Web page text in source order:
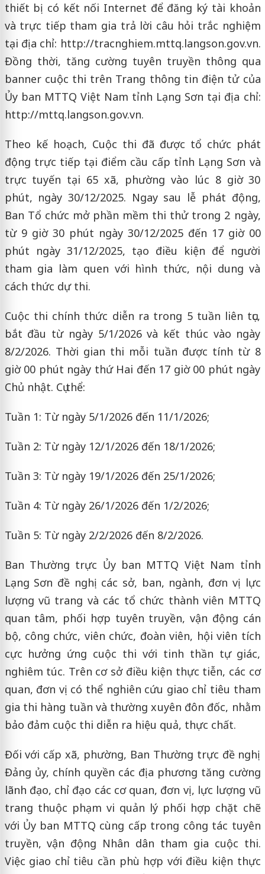
thiết bị có kết nối Internet để đăng ký tài khoản
và trực tiếp tham gia trả lời câu hỏi trắc nghiệm
tại địa chỉ: http://tracnghiem.mttq.langson.gov.vn.
Đồng thời, tăng cường tuyên truyền thông qua
banner cuộc thi trên Trang thông tin điện tử của
Ủy ban MTTQ Việt Nam tỉnh Lạng Sơn tại địa chỉ:
http://mttq.langson.gov.vn.
Theo kế hoạch, Cuộc thi đã được tổ chức phát
động trực tiếp tại điểm cầu cấp tỉnh Lạng Sơn và
trực tuyến tại 65 xã, phường vào lúc 8 giờ 30
phút, ngày 30/12/2025. Ngay sau lễ phát động,
Ban Tổ chức mở phần mềm thi thử trong 2 ngày,
từ 9 giờ 30 phút ngày 30/12/2025 đến 17 giờ 00
phút ngày 31/12/2025, tạo điều kiện để người
tham gia làm quen với hình thức, nội dung và
cách thức dự thi.
Cuộc thi chính thức diễn ra trong 5 tuần liên tục,
bắt đầu từ ngày 5/1/2026 và kết thúc vào ngày
8/2/2026. Thời gian thi mỗi tuần được tính từ 8
giờ 00 phút ngày thứ Hai đến 17 giờ 00 phút ngày
Chủ nhật. Cụ thể:
Tuần 1: Từ ngày 5/1/2026 đến 11/1/2026;
Tuần 2: Từ ngày 12/1/2026 đến 18/1/2026;
Tuần 3: Từ ngày 19/1/2026 đến 25/1/2026;
Tuần 4: Từ ngày 26/1/2026 đến 1/2/2026;
Tuần 5: Từ ngày 2/2/2026 đến 8/2/2026.
Ban Thường trực Ủy ban MTTQ Việt Nam tỉnh
Lạng Sơn đề nghị các sở, ban, ngành, đơn vị lực
lượng vũ trang và các tổ chức thành viên MTTQ
quan tâm, phối hợp tuyên truyền, vận động cán
bộ, công chức, viên chức, đoàn viên, hội viên tích
cực hưởng ứng cuộc thi với tinh thần tự giác,
nghiêm túc. Trên cơ sở điều kiện thực tiễn, các cơ
quan, đơn vị có thể nghiên cứu giao chỉ tiêu tham
gia thi hàng tuần và thường xuyên đôn đốc, nhằm
bảo đảm cuộc thi diễn ra hiệu quả, thực chất.
Đối với cấp xã, phường, Ban Thường trực đề nghị
Đảng ủy, chính quyền các địa phương tăng cường
lãnh đạo, chỉ đạo các cơ quan, đơn vị, lực lượng vũ
trang thuộc phạm vi quản lý phối hợp chặt chẽ
với Ủy ban MTTQ cùng cấp trong công tác tuyên
truyền, vận động Nhân dân tham gia cuộc thi.
Việc giao chỉ tiêu cần phù hợp với điều kiện thực